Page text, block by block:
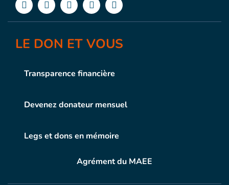
LE DON ET VOUS
Transparence financière
Devenez donateur mensuel
Legs et dons en mémoire
Agrément du MAEE